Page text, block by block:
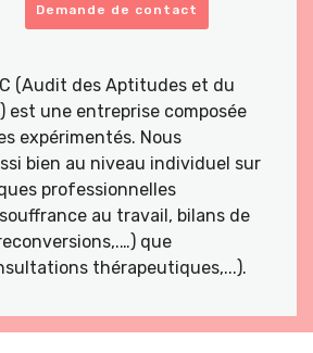
Demande de contact
(Audit des Aptitudes et du
est une entreprise composée
expérimentés. Nous
bien au niveau individuel sur
professionnelles
au travail, bilans de
que
thérapeutiques,...).